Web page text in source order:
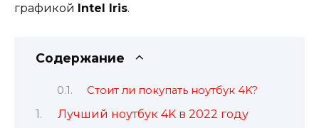
графикой Intel Iris.
Содержание
Стоит ли покупать ноутбук 4K?
Лучший ноутбук 4K в 2022 году